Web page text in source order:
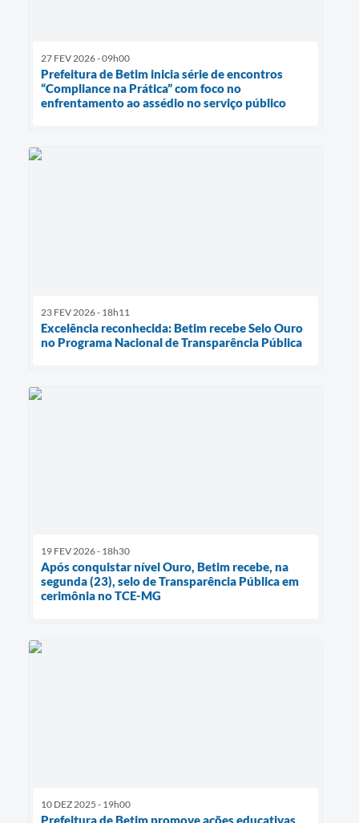
27 FEV 2026 - 09h00
Prefeitura de Betim inicia série de encontros
“Compliance na Prática” com foco no
enfrentamento ao assédio no serviço público
23 FEV 2026 - 18h11
Excelência reconhecida: Betim recebe Selo Ouro
no Programa Nacional de Transparência Pública
19 FEV 2026 - 18h30
Após conquistar nível Ouro, Betim recebe, na
segunda (23), selo de Transparência Pública em
cerimônia no TCE-MG
10 DEZ 2025 - 19h00
Prefeitura de Betim promove ações educativas